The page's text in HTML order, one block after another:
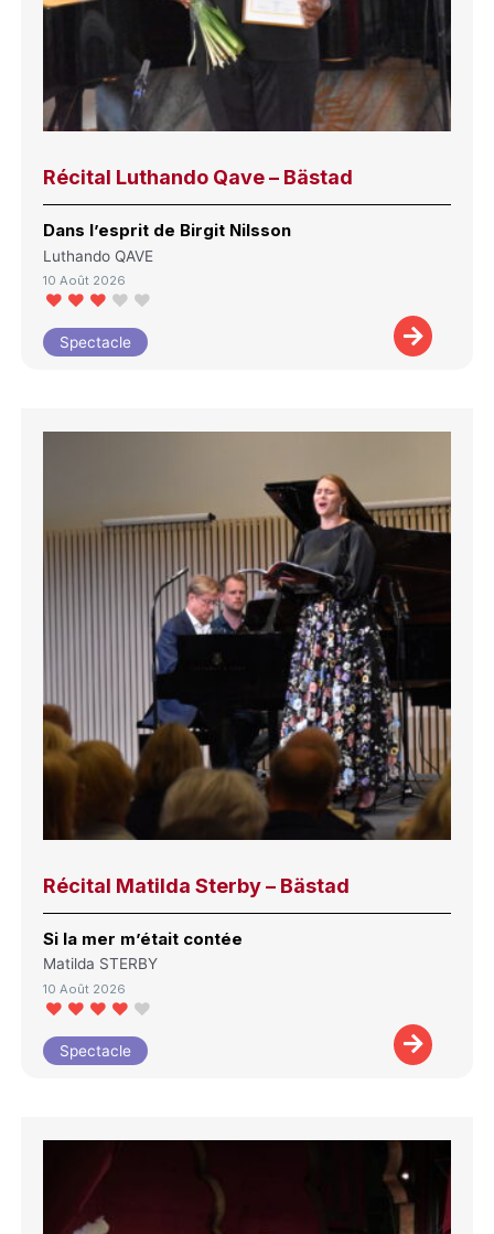
Récital Luthando Qave – Bästad
Dans l’esprit de Birgit Nilsson
Luthando QAVE
10 Août 2026
Spectacle
Récital Matilda Sterby – Bästad
Si la mer m’était contée
Matilda STERBY
10 Août 2026
Spectacle